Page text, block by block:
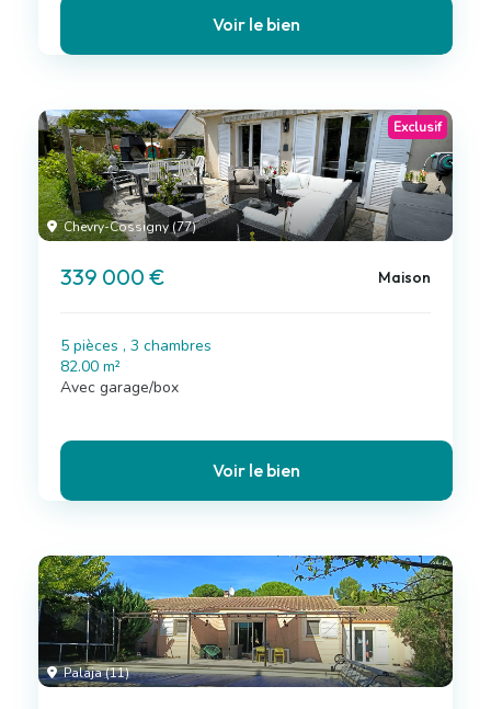
Voir le bien
Chevry-Cossigny (77)
Exclusif
339 000 € Maison
5 pièces , 3 chambres
82.00 m²
Avec garage/box
Voir le bien
Palaja (11)